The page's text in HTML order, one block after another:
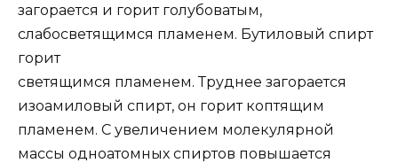
загорается и горит голубоватым,
слабосветящимся пламенем. Бутиловый спирт
горит
светящимся пламенем. Труднее загорается
изоамиловый спирт, он горит коптящим
пламенем. С увеличением молекулярной
массы одноатомных спиртов повышается